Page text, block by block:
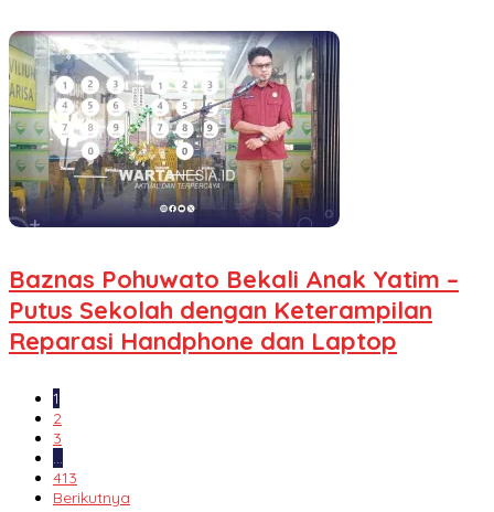
Baznas Pohuwato Bekali Anak Yatim –
Putus Sekolah dengan Keterampilan
Reparasi Handphone dan Laptop
1
2
3
…
413
Berikutnya